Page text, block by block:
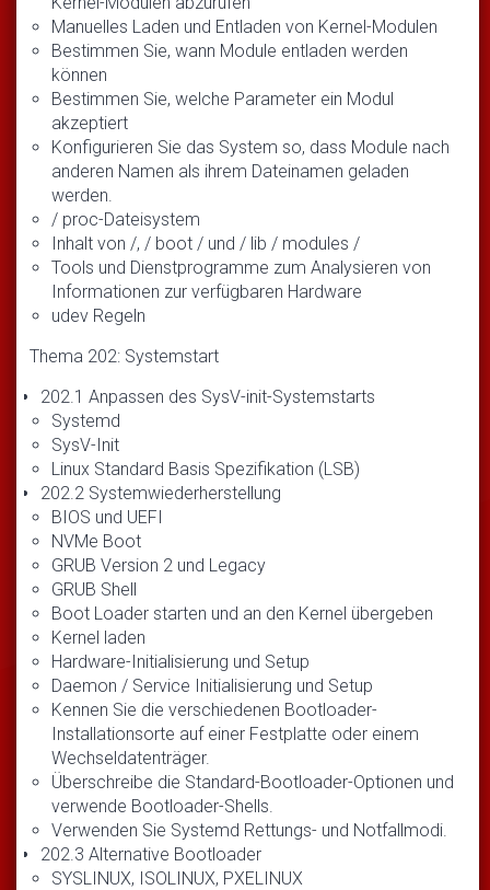
Manuelles Laden und Entladen von Kernel-Modulen
Bestimmen Sie, wann Module entladen werden
können
Bestimmen Sie, welche Parameter ein Modul
akzeptiert
Konfigurieren Sie das System so, dass Module nach
anderen Namen als ihrem Dateinamen geladen
werden.
/ proc-Dateisystem
Inhalt von /, / boot / und / lib / modules /
Tools und Dienstprogramme zum Analysieren von
Informationen zur verfügbaren Hardware
udev Regeln
Thema 202: Systemstart
202.1 Anpassen des SysV-init-Systemstarts
Systemd
SysV-Init
Linux Standard Basis Spezifikation (LSB)
202.2 Systemwiederherstellung
BIOS und UEFI
NVMe Boot
GRUB Version 2 und Legacy
GRUB Shell
Boot Loader starten und an den Kernel übergeben
Kernel laden
Hardware-Initialisierung und Setup
Daemon / Service Initialisierung und Setup
Kennen Sie die verschiedenen Bootloader-
Installationsorte auf einer Festplatte oder einem
Wechseldatenträger.
Überschreibe die Standard-Bootloader-Optionen und
verwende Bootloader-Shells.
Verwenden Sie Systemd Rettungs- und Notfallmodi.
202.3 Alternative Bootloader
SYSLINUX, ISOLINUX, PXELINUX